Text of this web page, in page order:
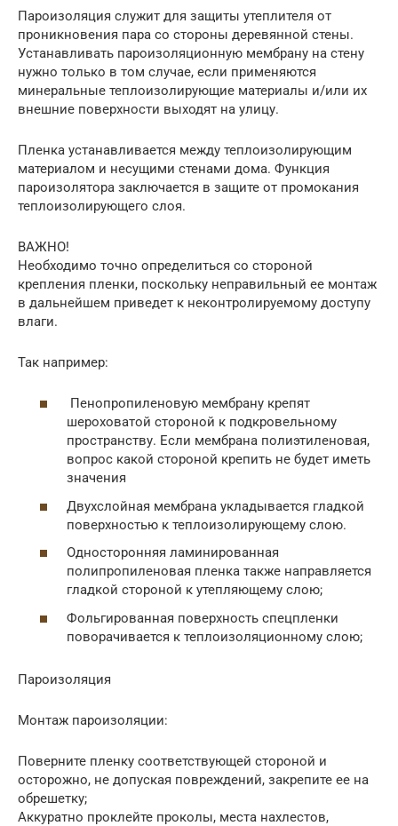
Пароизоляция служит для защиты утеплителя от
проникновения пара со стороны деревянной стены.
Устанавливать пароизоляционную мембрану на стену
нужно только в том случае, если применяются
минеральные теплоизолирующие материалы и/или их
внешние поверхности выходят на улицу.
Пленка устанавливается между теплоизолирующим
материалом и несущими стенами дома. Функция
пароизолятора заключается в защите от промокания
теплоизолирующего слоя.
ВАЖНО!
Необходимо точно определиться со стороной
крепления пленки, поскольку неправильный ее монтаж
в дальнейшем приведет к неконтролируемому доступу
влаги.
Так например:
Пенопропиленовую мембрану крепят
шероховатой стороной к подкровельному
пространству. Если мембрана полиэтиленовая,
вопрос какой стороной крепить не будет иметь
значения
Двухслойная мембрана укладывается гладкой
поверхностью к теплоизолирующему слою.
Односторонняя ламинированная
полипропиленовая пленка также направляется
гладкой стороной к утепляющему слою;
Фольгированная поверхность спецпленки
поворачивается к теплоизоляционному слою;
Пароизоляция
Монтаж пароизоляции:
Поверните пленку соответствующей стороной и
осторожно, не допуская повреждений, закрепите ее на
обрешетку;
Аккуратно проклейте проколы, места нахлестов,